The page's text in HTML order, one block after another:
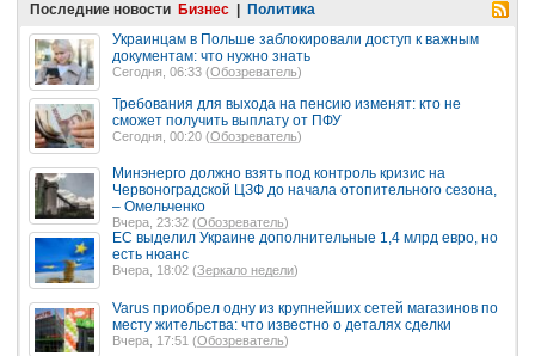
Последние новости Бизнес
Политика
Украинцам в Польше заблокировали доступ к важным
документам: что нужно знать
Сегодня, 06:33 (Обозреватель)
Требования для выхода на пенсию изменят: кто не
сможет получить выплату от ПФУ
Сегодня, 00:20 (Обозреватель)
Минэнерго должно взять под контроль кризис на
Червоноградской ЦЗФ до начала отопительного сезона,
– Омельченко
Вчера, 23:32 (Обозреватель)
ЕС выделил Украине дополнительные 1,4 млрд евро, но
есть нюанс
Вчера, 18:02 (Зеркало недели)
Varus приобрел одну из крупнейших сетей магазинов по
месту жительства: что известно о деталях сделки
Вчера, 17:51 (Обозреватель)